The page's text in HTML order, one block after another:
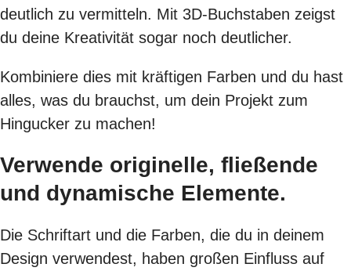
deutlich zu vermitteln. Mit 3D-Buchstaben zeigst
du deine Kreativität sogar noch deutlicher.
Kombiniere dies mit kräftigen Farben und du hast
alles, was du brauchst, um dein Projekt zum
Hingucker zu machen!
Verwende originelle, fließende
und dynamische Elemente.
Die Schriftart und die Farben, die du in deinem
Design verwendest, haben großen Einfluss auf